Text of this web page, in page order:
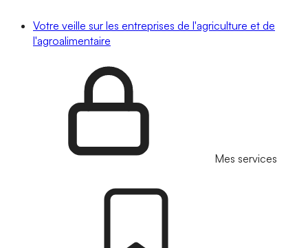
Votre veille sur les entreprises de l'agriculture et de
l'agroalimentaire
Mes services